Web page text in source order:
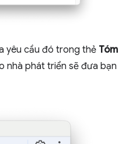
yêu cầu đó trong thẻ Tóm
nhà phát triển sẽ đưa bạn